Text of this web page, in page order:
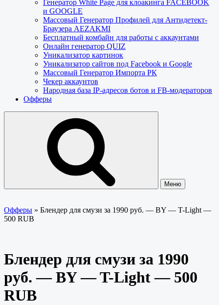
Генератор White Page для клоакинга FACEBOOK
и GOOGLE
Массовый Генератор Профилей для Антидетект-
Браузера AEZAKMI
Бесплатный комбайн для работы с аккаунтами
Онлайн генератор QUIZ
Уникализатор картинок
Уникализатор сайтов под Facebook и Google
Массовый Генератор Импорта РК
Чекер аккаунтов
Народная база IP-адресов ботов и FB-модераторов
Офферы
Меню
Офферы » Блендер для смузи за 1990 руб. — BY — T-Light —
500 RUB
Блендер для смузи за 1990
руб. — BY — T-Light — 500
RUB